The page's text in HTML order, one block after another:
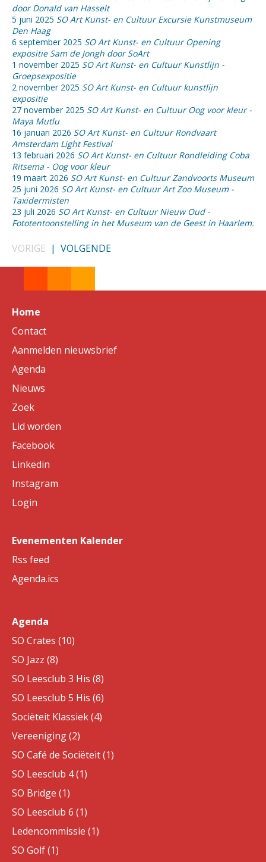
door Donald van Hasselt
5 juni 2025 SO Art Kunst- en Cultuur Excursie Kunstmuseum
Den Haag
6 september 2025 SO Art Kunst- en Cultuur Opening
expositie Sam de Jongh door SoArt
1 november 2025 SO Art Kunst- en Cultuur Kunstlijn -
Groepsexpositie
2 november 2025 SO Art Kunst- en Cultuur kunstlijn
expositie
27 november 2025 SO Art Kunst- en Cultuur Oog voor kleur -
Maya Mutlu
16 januari 2026 SO Art Kunst- en Cultuur Rondvaart
Amsterdam Light Festival
13 februari 2026 SO Art Kunst- en Cultuur Rondleiding Coba
Ritsema - Oog voor kleur
19 maart 2026 SO Art Kunst- en Cultuur Zandvoorts Museum
25 juni 2026 SO Art Kunst- en Cultuur Art Zoo Museum -
Taxidermisten
23 juli 2026 SO Art Kunst- en Cultuur Nieuw Oud -
Fototentoonstelling in het Museum van de Geest in Haarlem.
VORIGE | VOLGENDE
Home
Contact
Aanmelden nieuwsbrief
Agenda
Nieuws
Zoek
Lid worden
Facebook
Linkedin
Instagram
Login
Evenementen Kalender
Rss feed
Agenda.ics
Agenda
SO Crates (10)
SO Jazz (8)
SO Leesclub 3 His (8)
SO Leesclub 5 His (6)
Sociëteit Klassiek (4)
Vereeniging (2)
SO Café de Sociëteit (1)
SO Leesclub 4 (1)
SO Bridge (1)
SO Leesclub 6 (1)
Ledencommissie (1)
SO Golf (1)